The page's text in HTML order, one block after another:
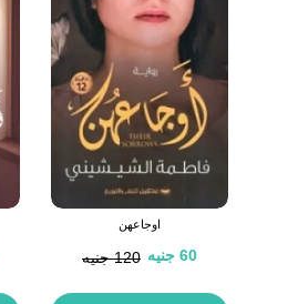
اوجاعهن
120 جنيه 60 جنيه